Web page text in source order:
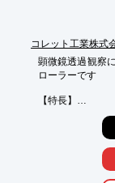
コレット工業株式
顕微鏡透過観察
ローラーです
【特長】
◆室温から350℃
◆温度精度は